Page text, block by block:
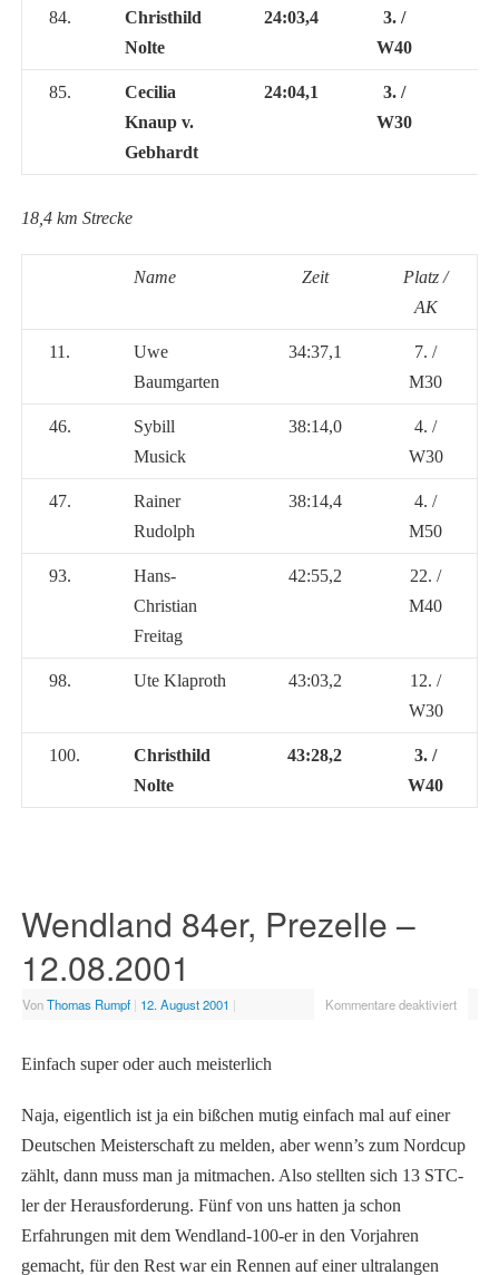
84.
Christhild
Nolte
24:03,4
3. /
W40
85.
Cecilia
Knaup v.
Gebhardt
24:04,1
3. /
W30
18,4 km Strecke
Name Zeit
Platz /
AK
11.
Uwe
Baumgarten
34:37,1
7. /
M30
46.
Sybill
Musick
38:14,0
4. /
W30
47.
Rainer
Rudolph
38:14,4
4. /
M50
93.
Hans-
Christian
Freitag
42:55,2
22. /
M40
98. Ute Klaproth 43:03,2
12. /
W30
100.
Christhild
Nolte
43:28,2
3. /
W40
Wendland 84er, Prezelle –
12.08.2001
VonThomas Rumpf | 12. August 2001 | Kommentare deaktiviert
Einfach super oder auch meisterlich
Naja, eigentlich ist ja ein bißchen mutig einfach mal auf einer
Deutschen Meisterschaft zu melden, aber wenn’s zum Nordcup
zählt, dann muss man ja mitmachen. Also stellten sich 13 STC-
ler der Herausforderung. Fünf von uns hatten ja schon
Erfahrungen mit dem Wendland-100-er in den Vorjahren
gemacht, für den Rest war ein Rennen auf einer ultralangen